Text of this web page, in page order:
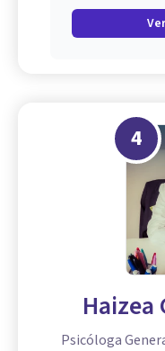
4
Haizea
Psicóloga